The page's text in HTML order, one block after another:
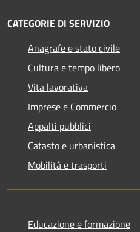
CATEGORIE DI SERVIZIO
Anagrafe e stato civile
Cultura e tempo libero
Vita lavorativa
Imprese e Commercio
Appalti pubblici
Catasto e urbanistica
Mobilità e trasporti
Educazione e formazione